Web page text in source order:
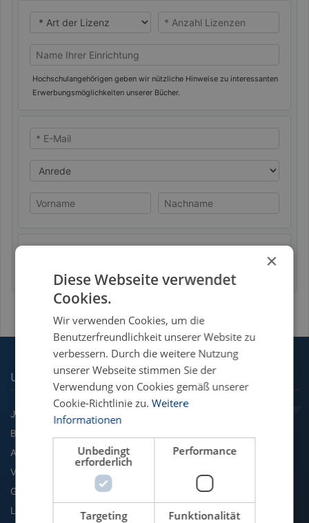
* Ich benötige eine * Ich benötige eine
Name Ihrer Universität/Hochschule (oder privat)
Hochschulangehörigen geben wir nützliche Hinweise zu interessanten
Erwerbungsmöglichkeiten unserer Bücher.
* E-Mail
Anrede
Vorname Nachname
Absenden
UNSERE FACHGEBIETE
Jura
BWL
Agrarwissenschaft
VWL
Geographie
Literatur & Sprache
×
Diese Webseite verwendet
Cookies.
Wir verwenden Cookies, um die
Benutzerfreundlichkeit unserer Website zu
verbessern. Durch die weitere Nutzung
unserer Webseite stimmen Sie der
Verwendung von Cookies gemäß unserer
Cookie-Richtlinie zu. Weitere
Informationen
Unbedingt
erforderlich
Performance
Targeting Funktionalität